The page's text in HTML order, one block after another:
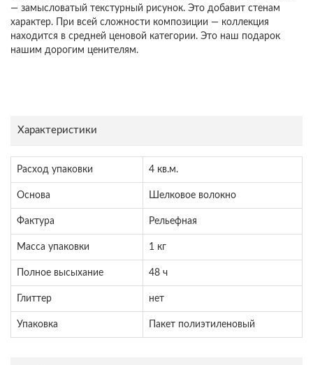
— замысловатый текстурный рисунок. Это добавит стенам
характер. При всей сложности композиции — коллекция
находится в средней ценовой категории. Это наш подарок
нашим дорогим ценителям.
Характеристики
Расход упаковки 4 кв.м.
Основа Шелковое волокно
Фактура Рельефная
Масса упаковки 1 кг
Полное высыхание 48 ч
Глиттер нет
Упаковка Пакет полиэтиленовый